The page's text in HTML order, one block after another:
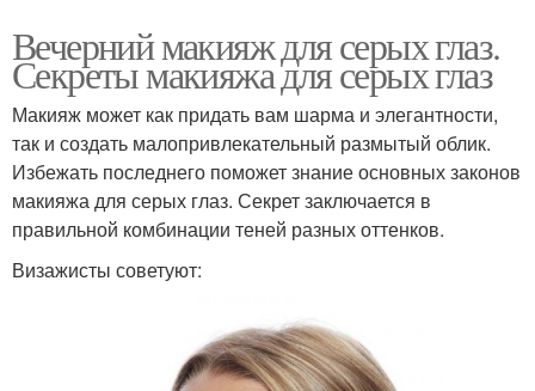
Вечерний макияж для серых глаз.
Секреты макияжа для серых глаз
Макияж может как придать вам шарма и элегантности,
так и создать малопривлекательный размытый облик.
Избежать последнего поможет знание основных законов
макияжа для серых глаз. Секрет заключается в
правильной комбинации теней разных оттенков.
Визажисты советуют: